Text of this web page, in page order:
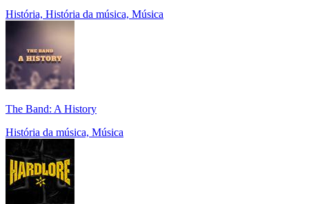
História, História da música, Música
The Band: A History
História da música, Música